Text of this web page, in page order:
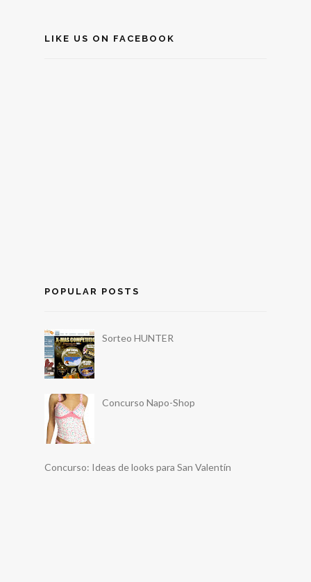
LIKE US ON FACEBOOK
POPULAR POSTS
Sorteo HUNTER
Concurso Napo-Shop
Concurso: Ideas de looks para San Valentín